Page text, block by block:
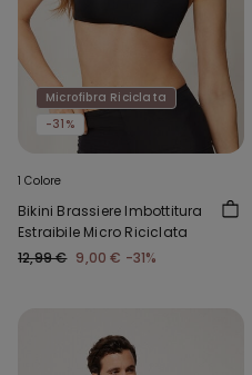
Microfibra Riciclata
-31%
1 Colore
Bikini Brassiere Imbottitura
Estraibile Micro Riciclata
12,99 € 9,00 € -31%